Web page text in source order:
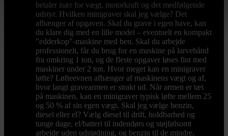
betaler især for vægt, motorkraft og det medfølgende
udstyr. Hvilken minigraver skal jeg vælge? Det
afhænger af opgaven. Skal du grave i egen have, kan
du klare dig med en lille model – eventuelt en kompakt
"edderkop"-maskine med ben. Skal du arbejde
professionelt, får du brug for en maskine på larvebånd
fra omkring 1 ton, og de fleste opgaver løses fint med
maskiner under 2 ton. Hvor meget kan en minigraver
løfte? Løfteevnen afhænger af maskinens vægt og af,
hvor langt gravearmen er strakt ud. Når armen er tæt
på maskinen, kan en minigraver typisk løfte mellem 25
og 50 % af sin egen vægt. Skal jeg vælge benzin,
diesel eller el? Vælg diesel til drift, holdbarhed og
tunge dage, el/batteri til indendørs og støjfølsomt
arbejde uden udstødning, og benzin til de mindre,